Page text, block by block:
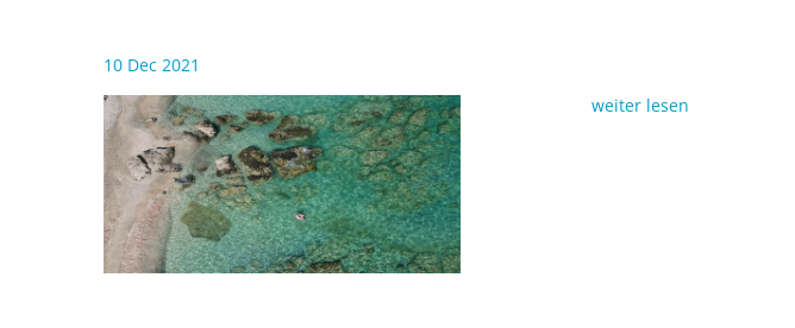
10 Dec 2021
weiter lesen